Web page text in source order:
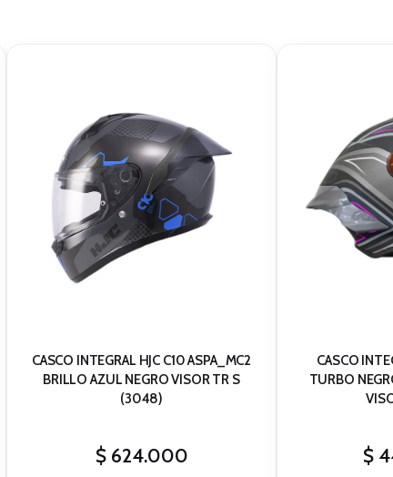
CASCO INTEGRAL HJC C10 ASPA_MC2
BRILLO AZUL NEGRO VISOR TR S
(3048)
$624.000
CASCO
TURBO NEGRO GRIS FUCSIA MATE
$